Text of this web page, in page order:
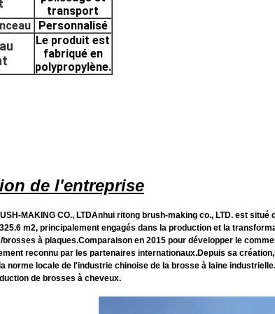
transport
Personnalisé
Le produit est
fabriqué en
polypropylène.
de l'entreprise
MAKING CO., LTDAnhui ritong brush-making co., LTD. est
m2, principalement engagés dans la production et la
brosses à plaques.Comparaison en 2015 pour développer le
reconnu par les partenaires internationaux.Depuis sa
norme locale de l'industrie chinoise de la brosse à laine
de brosses à cheveux.